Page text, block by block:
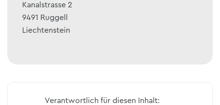
Kanalstrasse 2
9491 Ruggell
Liechtenstein
Verantwortlich für diesen Inhalt: